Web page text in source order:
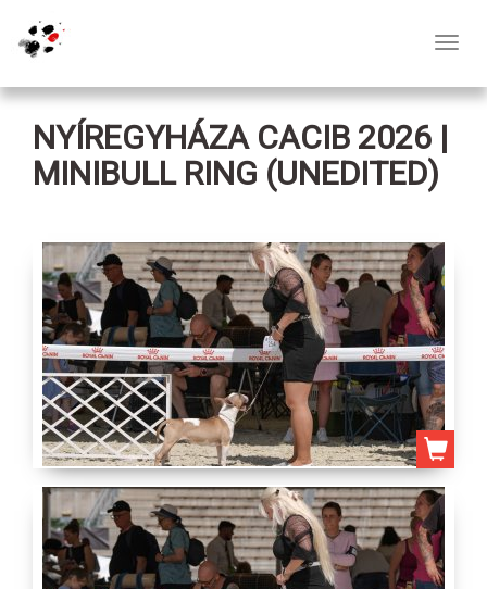
NYÍREGYHÁZA CACIB 2026 |
MINIBULL RING (UNEDITED)